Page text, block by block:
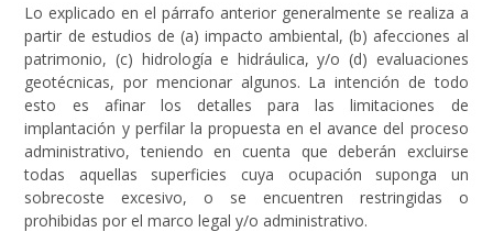
Lo explicado en el párrafo anterior generalmente se realiza a
partir de estudios de (a) impacto ambiental, (b) afecciones al
patrimonio, (c) hidrología e hidráulica, y/o (d) evaluaciones
geotécnicas, por mencionar algunos. La intención de todo
esto es afinar los detalles para las limitaciones de
implantación y perfilar la propuesta en el avance del proceso
administrativo, teniendo en cuenta que deberán excluirse
todas aquellas superficies cuya ocupación suponga un
sobrecoste excesivo, o se encuentren restringidas o
prohibidas por el marco legal y/o administrativo.